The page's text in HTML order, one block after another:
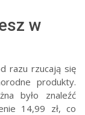
w
razu rzucają się
produkty.
było znaleźć
14,99 zł, co